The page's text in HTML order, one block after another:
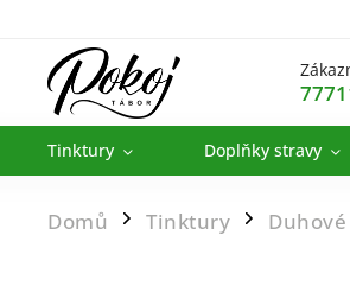
Tinktury Doplňky stravy
Domů / Tinktury /